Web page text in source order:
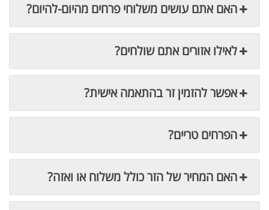
האם אתם עושים משלוחי פרחים מהיום-להיום?
לאילו אזורים אתם שולחים?
אפשר להזמין זר בהתאמה אישית?
הפרחים טריים?
האם המחיר של הזר כולל משלוח או ואזה?